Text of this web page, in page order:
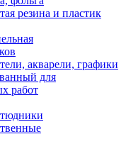
резина и пластик
акварели, графики
для
работ